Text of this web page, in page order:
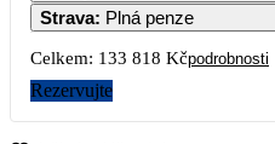
Strava: Plná penze
Celkem: 133 818 Kčpodrobnosti
Rezervujte